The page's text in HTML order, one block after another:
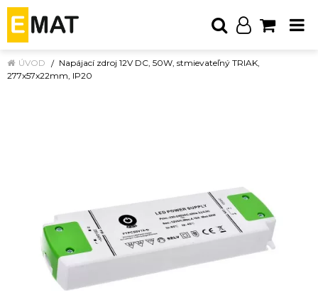
ÚVOD
Napájací zdroj 12V DC, 50W, stmievateľný TRIAK,
277x57x22mm, IP20